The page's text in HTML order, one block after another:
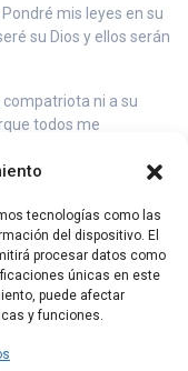
tecnologías como las
del dispositivo. El
procesar datos como
únicas en este
puede afectar
y funciones.
mis leyes en su
su Dios y ellos serán
ni a su
todos me
anticuada la
punto de desaparecer.
Siguiente